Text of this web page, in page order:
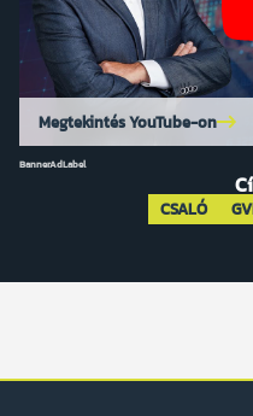
Megtekintés YouTube-on
BannerAdLabel
CSALÓ